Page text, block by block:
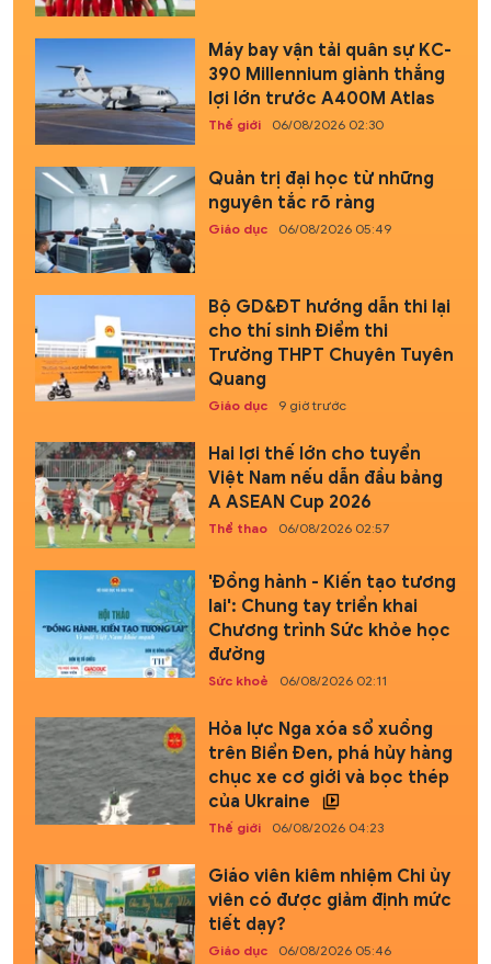
Máy bay vận tải quân sự KC-
390 Millennium giành thắng
lợi lớn trước A400M Atlas
Thế giới 06/08/2026 02:30
Quản trị đại học từ những
nguyên tắc rõ ràng
Giáo dục 06/08/2026 05:49
Bộ GD&ĐT hướng dẫn thi lại
cho thí sinh Điểm thi
Trường THPT Chuyên Tuyên
Quang
Giáo dục 9 giờ trước
Hai lợi thế lớn cho tuyển
Việt Nam nếu dẫn đầu bảng
A ASEAN Cup 2026
Thể thao 06/08/2026 02:57
'Đồng hành - Kiến tạo tương
lai': Chung tay triển khai
Chương trình Sức khỏe học
đường
Sức khoẻ 06/08/2026 02:11
Hỏa lực Nga xóa sổ xuồng
trên Biển Đen, phá hủy hàng
chục xe cơ giới và bọc thép
của Ukraine
Thế giới 06/08/2026 04:23
Giáo viên kiêm nhiệm Chi ủy
viên có được giảm định mức
tiết dạy?
Giáo dục 06/08/2026 05:46